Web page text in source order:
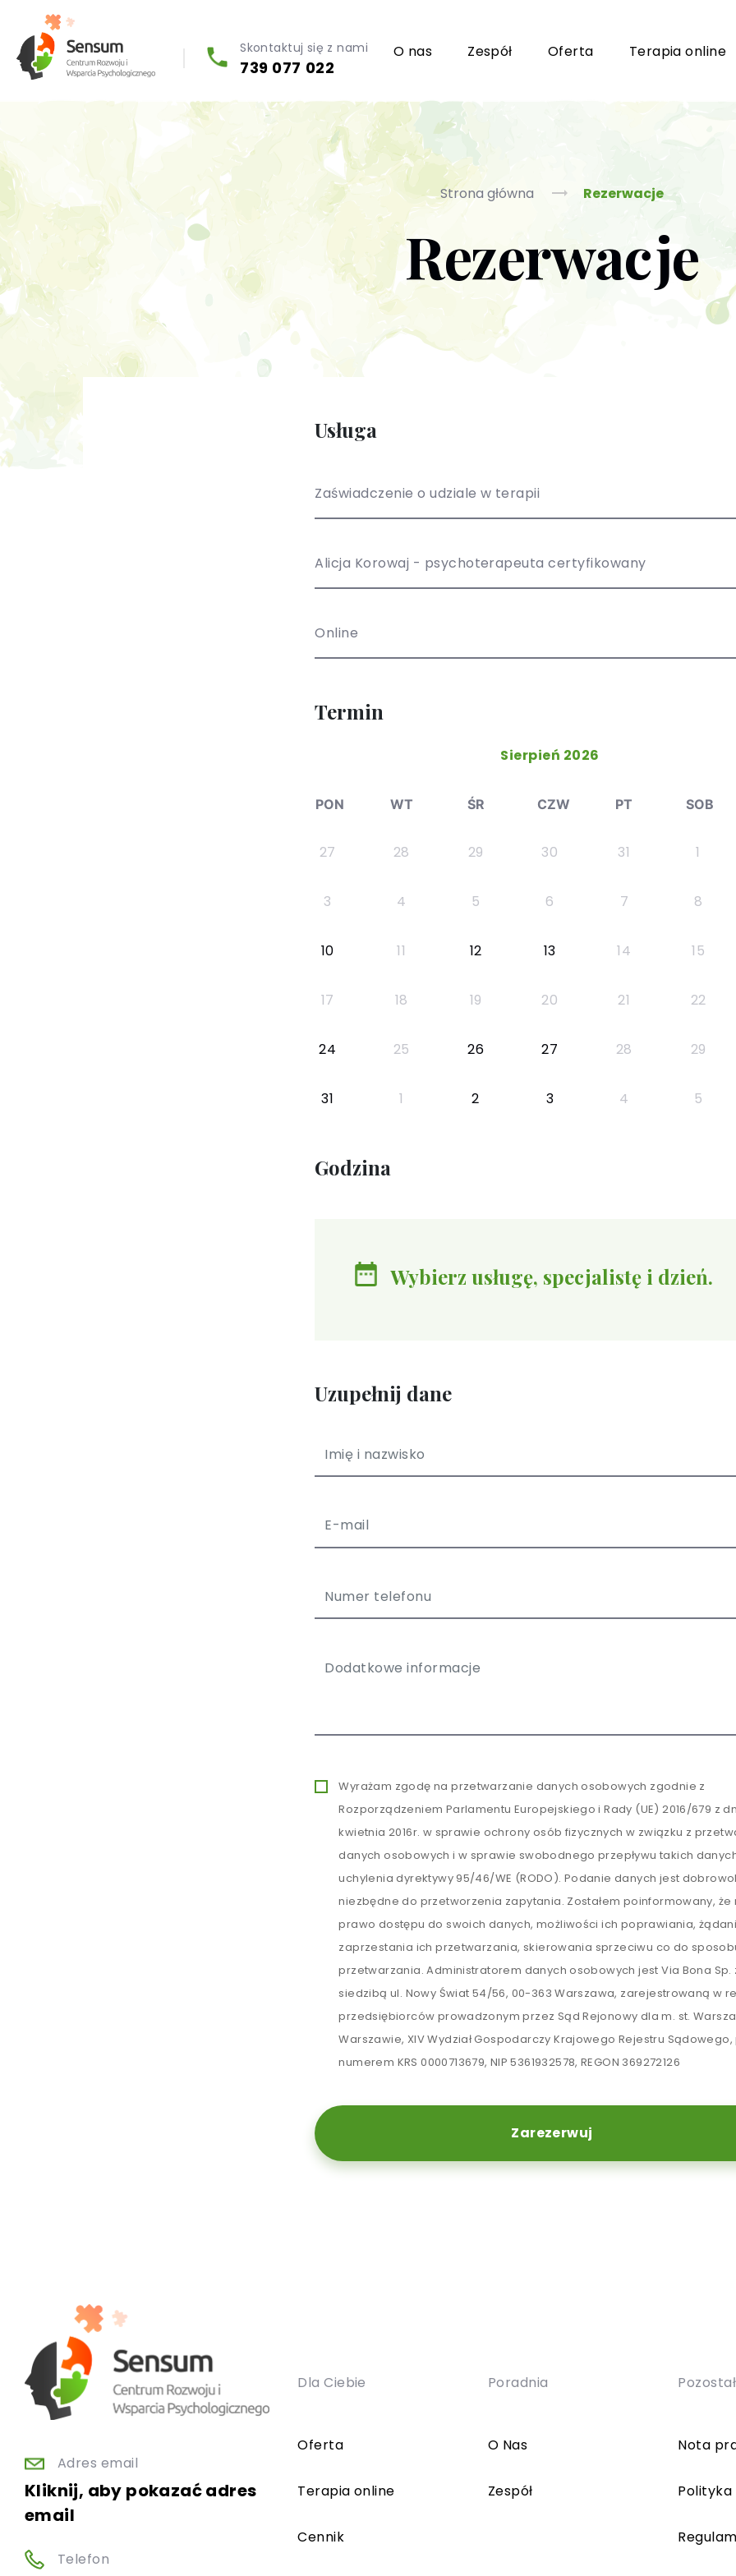
Skontaktuj się z nami
739 077 022
O nas Zespół Oferta Terapia online
Diagnoza psychologiczna (testy psychologiczne)
Konsultacja biegłego psychologa
Psychoterapia indywidualna (PL / EN)
Wsparcie dla firm
Grupy wsparcia i TUSy dla osób dorosłych
Poradnictwo seksuologiczne
Psychoterapia par i małżeństwa
Terapia uzależnień (PL / EN)
Strona główna Rezerwacje
Rezerwacje
Usługa
Zaświadczenie o udziale w terapii
Alicja Korowaj - psychoterapeuta certyfikowany
Online
Termin
Sierpień 2026
PON WT ŚR CZW PT SOB
27 28 29 30 31 1
3 4 5 6 7 8
10 11 12 13 14 15
17 18 19 20 21 22
24 25 26 27 28 29
31 1 2 3 4 5
Godzina
Wybierz usługę, specjalistę i dzień.
Uzupełnij dane
Wyrażam zgodę na przetwarzanie danych osobowych zgodnie z
Rozporządzeniem Parlamentu Europejskiego i Rady (UE) 2016/679 z
kwietnia 2016r. w sprawie ochrony osób fizycznych w związku z
danych osobowych i w sprawie swobodnego przepływu takich
uchylenia dyrektywy 95/46/WE (RODO). Podanie danych jest
niezbędne do przetworzenia zapytania. Zostałem poinformowany, że
prawo dostępu do swoich danych, możliwości ich poprawiania,
zaprzestania ich przetwarzania, skierowania sprzeciwu co do
przetwarzania. Administratorem danych osobowych jest Via Bona Sp.
siedzibą ul. Nowy Świat 54/56, 00-363 Warszawa, zarejestrowaną w
przedsiębiorców prowadzonym przez Sąd Rejonowy dla m. st.
Warszawie, XIV Wydział Gospodarczy Krajowego Rejestru
numerem KRS 0000713679, NIP 5361932578, REGON 369272126
Zarezerwuj
Adres email
Kliknij, aby pokazać adres
email
Telefon
Dla Ciebie
Oferta
Terapia online
Cennik
Poradnia
O Nas
Zespół
Nota